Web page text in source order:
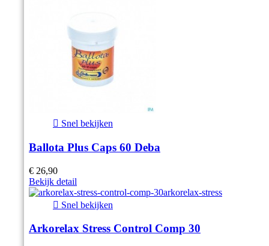
 Snel bekijken
Ballota Plus Caps 60 Deba
€ 26,90
Bekijk detail
 Snel bekijken
Arkorelax Stress Control Comp 30